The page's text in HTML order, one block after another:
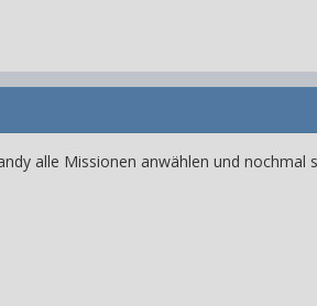
alle Missionen anwählen und nochmal